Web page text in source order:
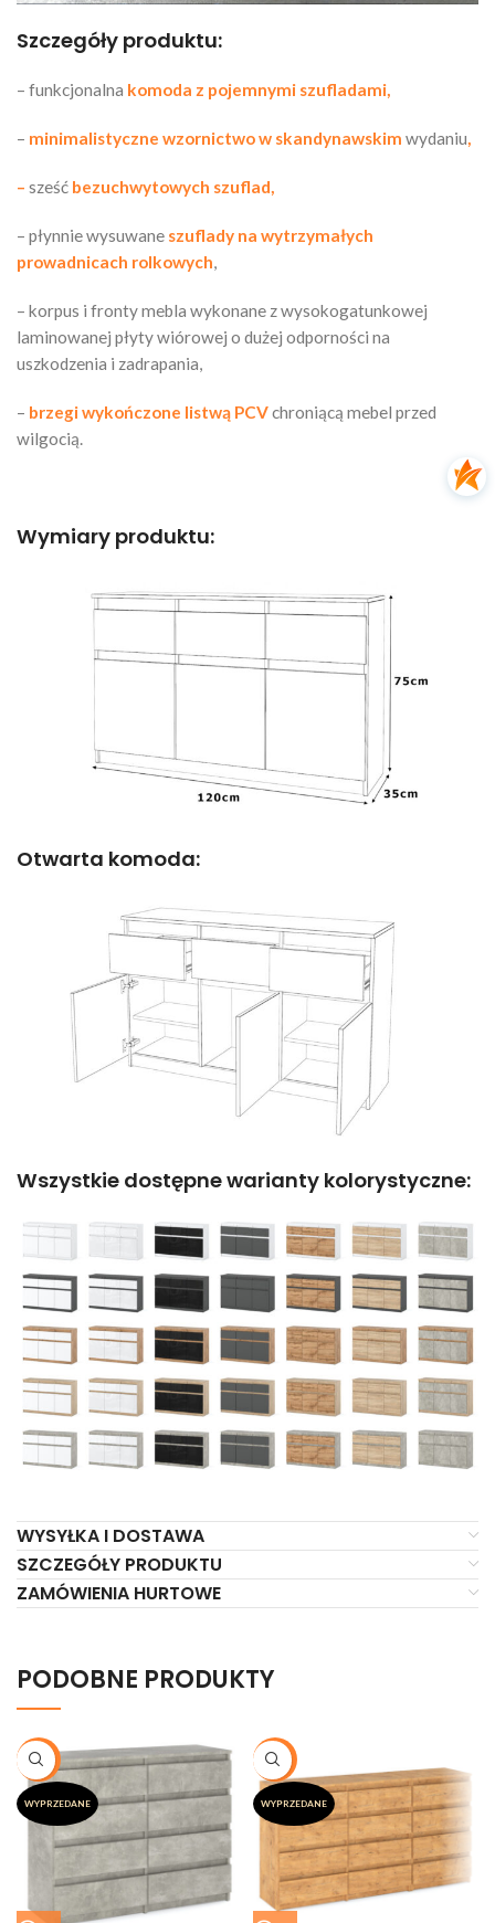
Szczegóły produktu:
– funkcjonalna komoda z pojemnymi szufladami,
– minimalistyczne wzornictwo w skandynawskim wydaniu,
– sześć bezuchwytowych szuflad,
– płynnie wysuwane szuflady na wytrzymałych
prowadnicach rolkowych,
– korpus i fronty mebla wykonane z wysokogatunkowej
laminowanej płyty wiórowej o dużej odporności na
uszkodzenia i zadrapania,
– brzegi wykończone listwą PCVchroniącą mebel przed
wilgocią.
Wymiary produktu:
Otwarta komoda:
Wszystkie dostępne warianty kolorystyczne:
WYSYŁKA I DOSTAWA
SZCZEGÓŁY PRODUKTU
ZAMÓWIENIA HURTOWE
PODOBNE PRODUKTY
-20%
WYPRZEDANE
-20%
WYPRZEDANE